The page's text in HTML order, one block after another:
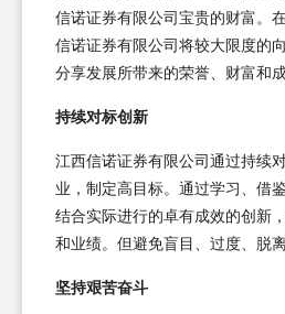
信诺证券有限公司宝贵的财富。
信诺证券有限公司将较大限度的
分享发展所带来的荣誉、财富和成
持续对标创新
江西信诺证券有限公司通过持续
业，制定高目标。通过学习、借
结合实际进行的卓有成效的创新
和业绩。但避免盲目、过度、脱
坚持艰苦奋斗